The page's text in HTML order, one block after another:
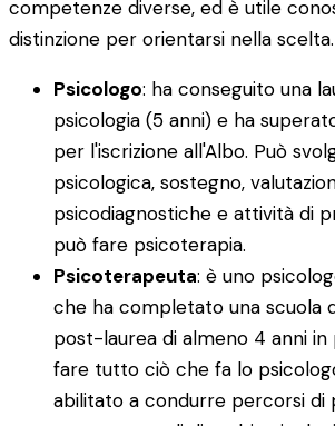
competenze diverse, ed è utile
distinzione per orientarsi nella scelta.
Psicologo: ha conseguito una
psicologia (5 anni) e ha
per l'iscrizione all'Albo. Può
psicologica, sostegno,
psicodiagnostiche e attività di
può fare psicoterapia.
Psicoterapeuta: è uno
che ha completato una scuola
post-laurea di almeno 4 anni in
fare tutto ciò che fa lo
abilitato a condurre percorsi di